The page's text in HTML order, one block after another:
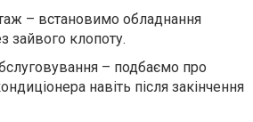
– встановимо обладнання
зайвого клопоту.
– подбаємо про
навіть після закінчення